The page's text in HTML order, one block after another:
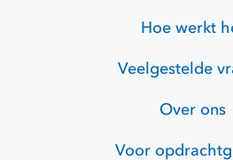
Hoe werkt
Veelgestelde
Over ons
Voor